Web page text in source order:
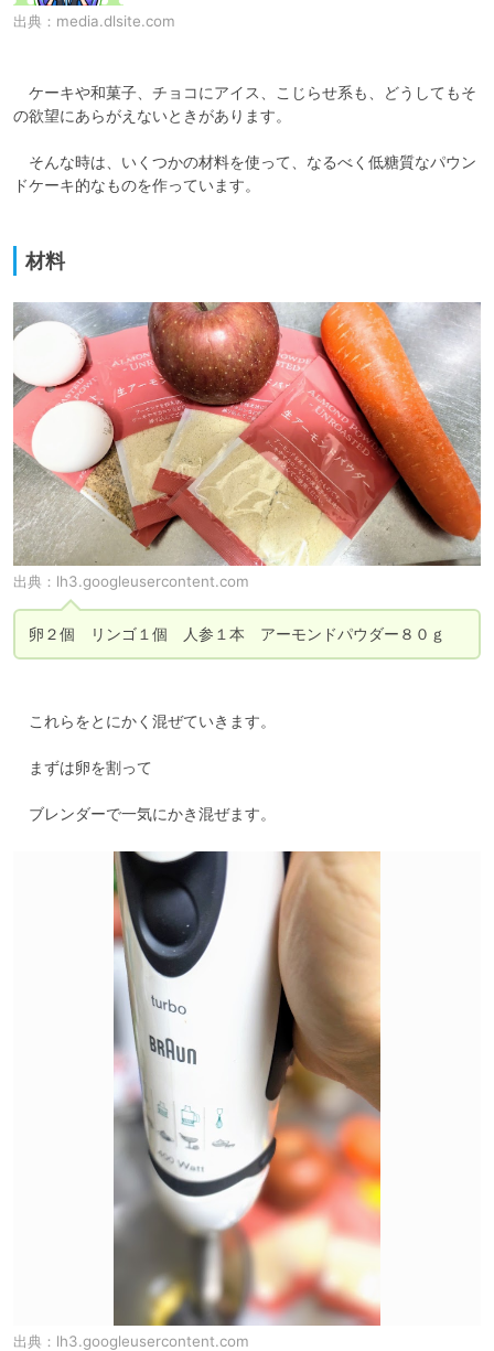
出典： media.dlsite.com
ケーキや和菓子、チョコにアイス、こじらせ系も、どうしてもそ
の欲望にあらがえないときがあります。
そんな時は、いくつかの材料を使って、なるべく低糖質なパウン
ドケーキ的なものを作っています。
材料
出典： lh3.googleusercontent.com
卵２個　リンゴ１個　人参１本　アーモンドパウダー８０ｇ
これらをとにかく混ぜていきます。
まずは卵を割って
ブレンダーで一気にかき混ぜます。
出典： lh3.googleusercontent.com